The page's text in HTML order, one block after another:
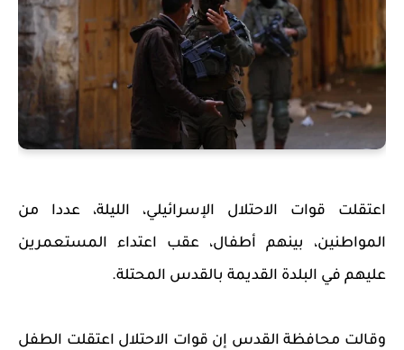
اعتقلت قوات الاحتلال الإسرائيلي، الليلة، عددا من
المواطنين، بينهم أطفال، عقب اعتداء المستعمرين
عليهم في البلدة القديمة بالقدس المحتلة.
وقالت محافظة القدس إن قوات الاحتلال اعتقلت الطفل